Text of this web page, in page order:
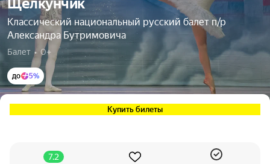
Щелкунчик
Классический национальный русский балет п/р
Александра Бутримовича
Балет  •  0+
до 5%
Купить билеты
7.2